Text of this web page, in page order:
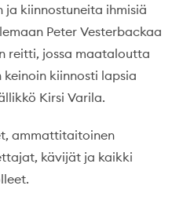
kiinnostuneita ihmisiä
Peter Vesterbackaa
reitti, jossa maataloutta
kiinnosti lapsia
Kirsi Varila.
ammattitaitoinen
kävijät ja kaikki